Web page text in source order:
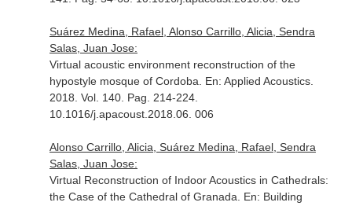
Suárez Medina, Rafael, Alonso Carrillo, Alicia, Sendra
Salas, Juan Jose:
Virtual acoustic environment reconstruction of the
hypostyle mosque of Cordoba. En: Applied Acoustics.
2018. Vol. 140. Pag. 214-224.
10.1016/j.apacoust.2018.06. 006
Alonso Carrillo, Alicia, Suárez Medina, Rafael, Sendra
Salas, Juan Jose:
Virtual Reconstruction of Indoor Acoustics in Cathedrals:
the Case of the Cathedral of Granada. En: Building